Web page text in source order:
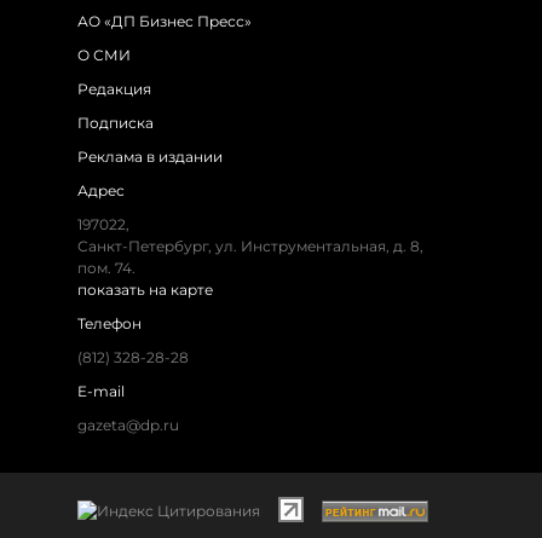
АО «ДП Бизнес Пресс»
О СМИ
Редакция
Подписка
Реклама в издании
Адрес
197022,
Санкт-Петербург, ул. Инструментальная, д. 8,
пом. 74.
показать на карте
Телефон
(812) 328-28-28
E-mail
gazeta@dp.ru